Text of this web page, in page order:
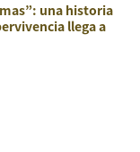
una historia
llega a